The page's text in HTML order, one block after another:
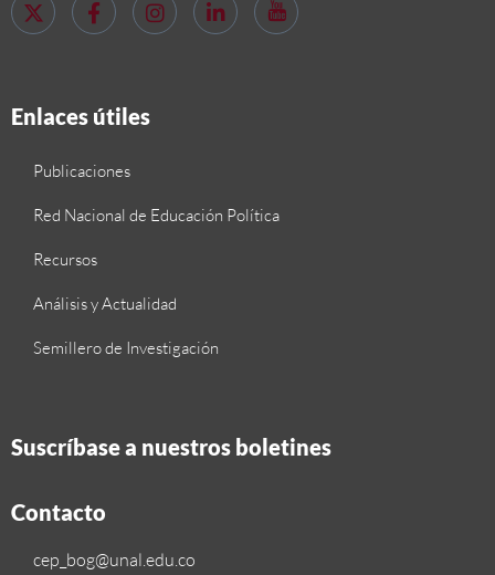
Enlaces útiles
Publicaciones
Red Nacional de Educación Política
Recursos
Análisis y Actualidad
Semillero de Investigación
Suscríbase a nuestros boletines
Contacto
cep_bog@unal.edu.co